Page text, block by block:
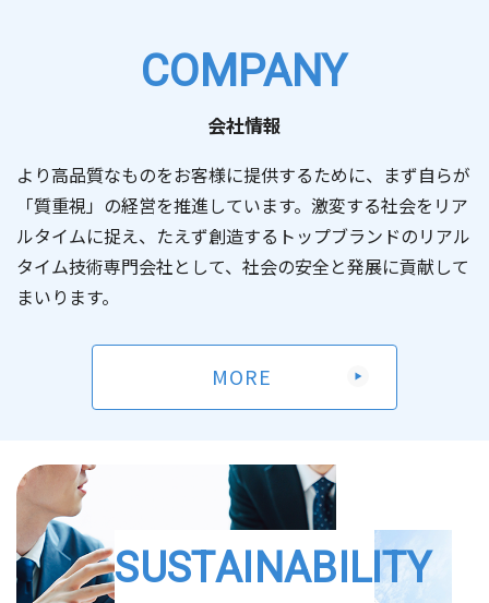
フロンティアビジネス研究会 公開シンポジウム「宇宙開
発の未来共創 2026」に登壇します
2026/06/02 お知らせ
東大駒場リサーチキャンパス公開2026にて空間設計ソフ
トウェア「Convex Space Visualizer」を紹介します
2026/04/21 お知らせ
「2026年度 世田谷ITカレッジ」開講のお知らせ
2026/04/14 お知らせ
第7回「きぼう」ロボットプログラミング競技会（Kibo-
RPC）に協賛 ～若手エンジニア育成と宇宙ロボット技術の
発展を支援～
（429KB）
2026/06/25 お知らせ
執行役員の異動に関するお知らせ
2026/06/24
有価証券報告書-第56期(2025/04/01-2026/03/31)
（592KB）
2026/06/09 お知らせ
COMPANY
会社情報
より高品質なものをお客様に提供するために、まず自らが
「質重視」の経営を推進しています。激変する社会をリア
ルタイムに捉え、たえず創造するトップブランドのリアル
タイム技術専門会社として、社会の安全と発展に貢献して
まいります。
MORE
SUSTAINABILITY